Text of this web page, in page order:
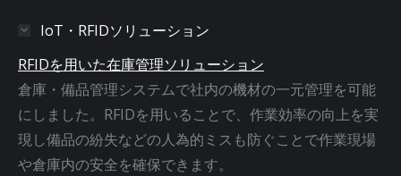
IoT・RFIDソリューション
RFIDを用いた在庫管理ソリューション
倉庫・備品管理システムで社内の機材の一元管理を可能
にしました。RFIDを用いることで、作業効率の向上を実
現し備品の紛失などの人為的ミスも防ぐことで作業現場
や倉庫内の安全を確保できます。